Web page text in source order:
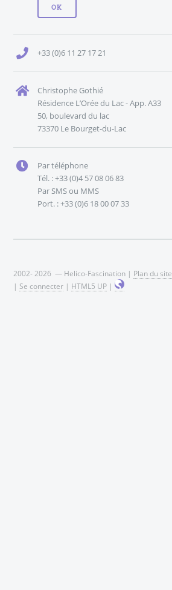
+33 (0)6 11 27 17 21
Christophe Gothié
Résidence L’Orée du Lac - App. A33
50, boulevard du lac
73370 Le Bourget-du-Lac
Par téléphone
Tél. : +33 (0)4 57 08 06 83
Par SMS ou MMS
Port. : +33 (0)6 18 00 07 33
2002- 2026 — Helico-Fascination | Plan du site
| Se connecter | HTML5 UP |